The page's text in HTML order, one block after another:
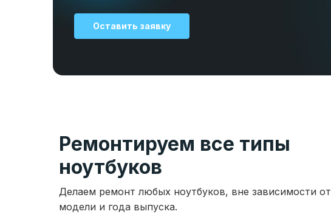
Оставить заявку
Ремонтируем все типы
ноутбуков
Делаем ремонт любых ноутбуков, вне зависимости от
модели и года выпуска.